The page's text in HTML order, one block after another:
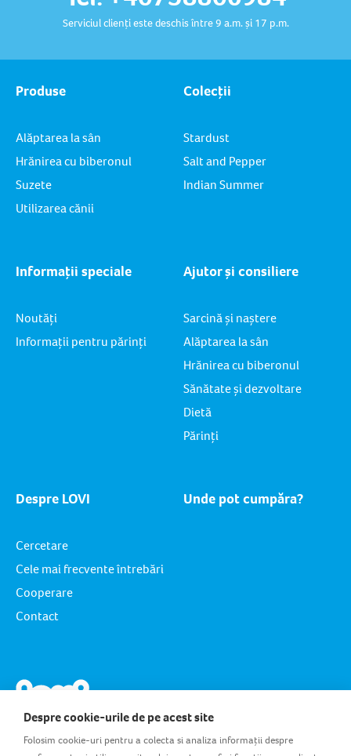
Serviciul clienți este deschis între 9 a.m. și 17 p.m.
Produse
Alăptarea la sân
Hrănirea cu biberonul
Suzete
Utilizarea cănii
Colecții
Stardust
Salt and Pepper
Indian Summer
Informații speciale
Noutăți
Informații pentru părinți
Ajutor și consiliere
Sarcină și naștere
Alăptarea la sân
Hrănirea cu biberonul
Sănătate și dezvoltare
Dietă
Părinți
Despre LOVI
Cercetare
Cele mai frecvente întrebări
Cooperare
Contact
Unde pot cumpăra?
Despre cookie-urile de pe acest site
Folosim cookie-uri pentru a colecta si analiza informații despre